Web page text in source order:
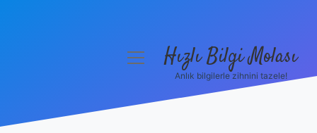
menüyüHızlı Bilgi Molası
Anlık bilgilerle zihnini tazele!